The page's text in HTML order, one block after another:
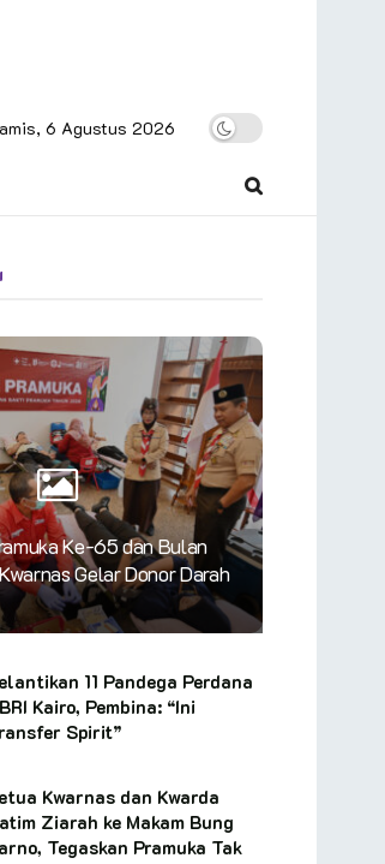
6 Agustus 2026
Ke-65 dan Bulan
Gelar Donor Darah
11 Pandega Perdana
Kairo, Pembina: “Ini
Spirit”
Kwarnas dan Kwarda
Ziarah ke Makam Bung
Tegaskan Pramuka Tak